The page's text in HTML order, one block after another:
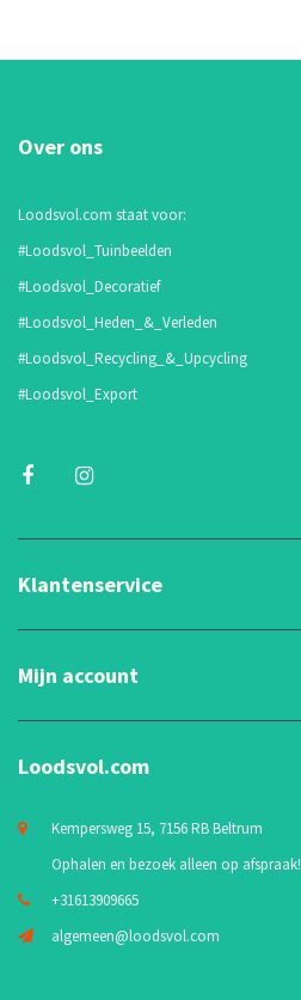
Over ons
Loodsvol.com staat voor:
#Loodsvol_Tuinbeelden
#Loodsvol_Decoratief
#Loodsvol_Heden_&_Verleden
#Loodsvol_Recycling_&_Upcycling
#Loodsvol_Export
Klantenservice
Mijn account
Loodsvol.com
Kempersweg 15, 7156 RB Beltrum
Ophalen en bezoek alleen op afspraak!
+31613909665
algemeen@loodsvol.com